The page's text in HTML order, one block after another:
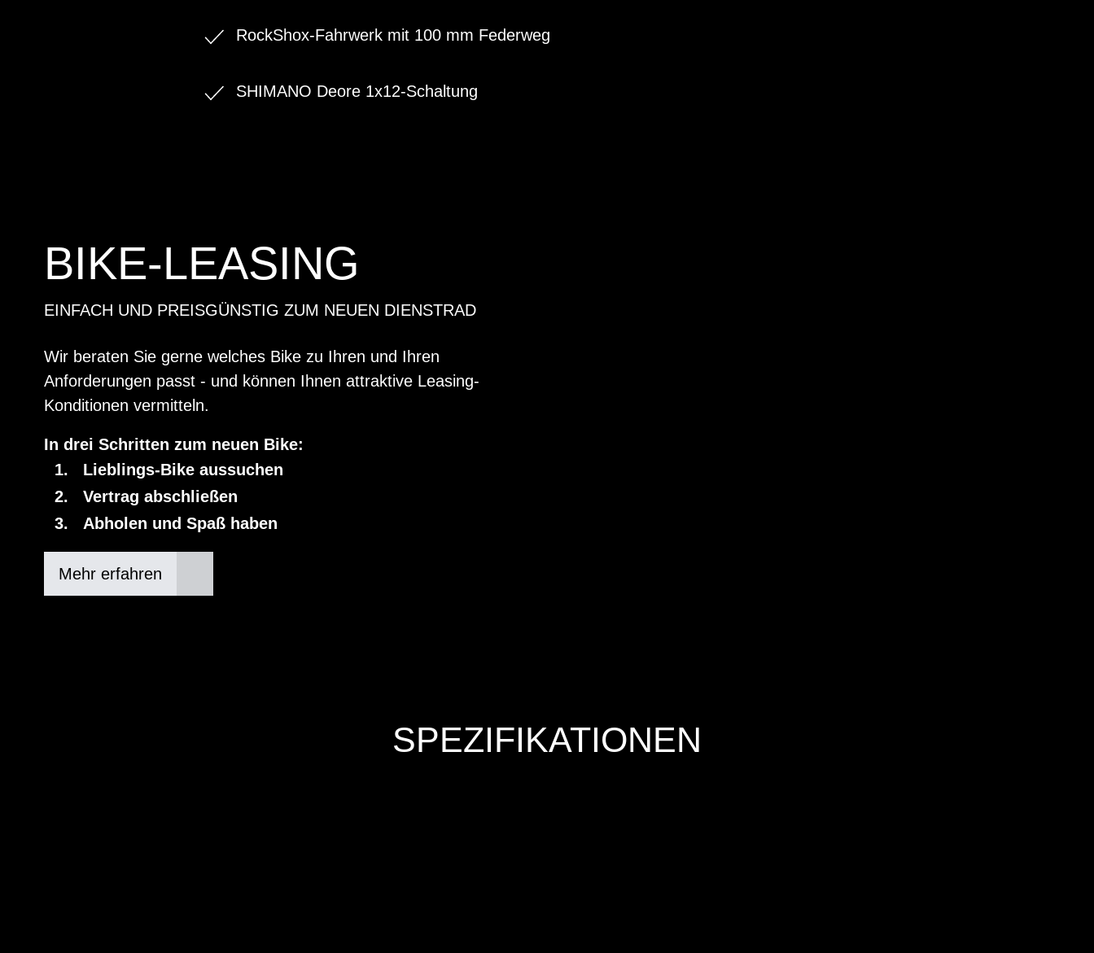
RockShox-Fahrwerk mit 100 mm Federweg
SHIMANO Deore 1x12-Schaltung
BIKE-LEASING
EINFACH UND PREISGÜNSTIG ZUM NEUEN DIENSTRAD
Wir beraten Sie gerne welches Bike zu Ihren und Ihren
Anforderungen passt - und können Ihnen attraktive Leasing-
Konditionen vermitteln.
In drei Schritten zum neuen Bike:
Lieblings-Bike aussuchen
Vertrag abschließen
Abholen und Spaß haben
Mehr erfahren
SPEZIFIKATIONEN